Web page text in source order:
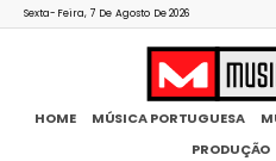
Sexta-Feira, 7 De Agosto De 2026
HOME MÚSICA PORTUGUESA
PRODUÇÃO